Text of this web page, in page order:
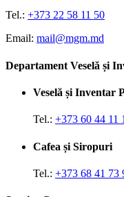
Tel.: +373 22 58 11 50
Email: mail@mgm.md
Departament Veselă și
Veselă și Inventar
Tel.: +373 60 44 11
Cafea și Siropuri
Tel.: +373 68 41 73